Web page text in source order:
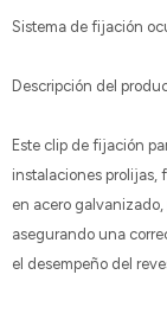
Sistema de fijación
Descripción del
Este clip de fijación
instalaciones prolijas,
en acero
asegurando una
el desempeño del